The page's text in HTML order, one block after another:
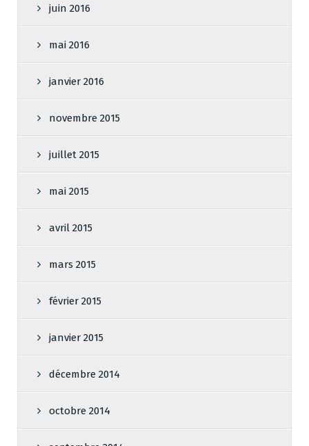
juin 2016
mai 2016
janvier 2016
novembre 2015
juillet 2015
mai 2015
avril 2015
mars 2015
février 2015
janvier 2015
décembre 2014
octobre 2014